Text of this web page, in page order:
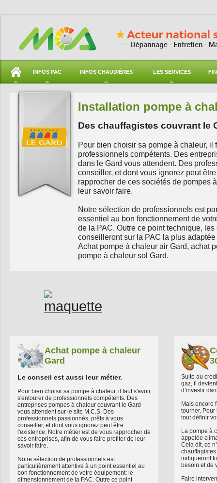
INFOS PAC INFOS CHAUDIÈRES LES SERVICES
Installation pompe à
Des chauffagistes couvrant le
Pour bien choisir sa pompe à chaleur, il
professionnels compétents. Des
dans le Gard vous attendent. Des
conseiller, et dont vous ignorez peut
rapprocher de ces sociétés de pompes
leur savoir faire.
Notre sélection de professionnels est
essentiel au bon fonctionnement de
de la PAC. Outre ce point technique,
conseilleront sur la PAC la plus
Achat pompe à chaleur air Gard, achat
pompe à chaleur sol Gard.
Achat pompe à chaleur
Gard
Le conseil est aussi leur métier.
Pour bien choisir sa pompe à chaleur, il faut s'avoir
s'entourer de professionnels compétents. Des
entreprises pompes à chaleur couvrant le Gard
vous attendent sur le site M.C.S. Des
professionnels passionnés, prêts à vous
conseiller, et dont vous ignorez peut être
l'existence. Notre métier est de vous rapprocher de
ces entreprises, afin de vous faire profiter de leur
savoir faire.
Notre sélection de professionnels est
particulièrement attentive à un point essentiel au
bon fonctionnement de votre équipement: le
dimensionnement de la PAC. Outre ce point
Suite au
gaz, il
d’investir
Mais encore
tourner.
tout définir
La pompe à
appelée
Cela dit, ce
indiqueront
besoin et de
Faire